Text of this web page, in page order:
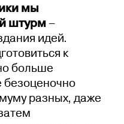
мы
штурм–
идей.
к
больше
разных, даже